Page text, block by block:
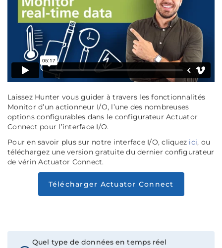
Laissez Hunter vous guider à travers les fonctionnalités
Monitor d’un actionneur I/O, l’une des nombreuses
options configurables dans le configurateur Actuator
Connect pour l’interface I/O.
Pour en savoir plus sur notre interface I/O, cliquez ici, ou
téléchargez une version gratuite du dernier configurateur
de vérin Actuator Connect.
Télécharger Actuator Connect
Quel type de données en temps réel